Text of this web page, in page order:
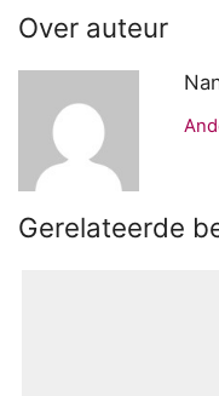
Over auteur
Gerelateerde